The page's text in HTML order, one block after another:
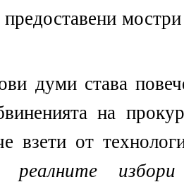
мостри
думи става
на
взети от
реалните избори